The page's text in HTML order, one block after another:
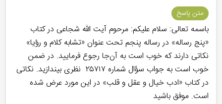
متن پاسخ
باسمه تعالی: سلام علیکم: مرحوم آیت الله شجاعی در کتاب
«پنج رساله» در رساله پنجم تحت عنوان «تشابه کلام و رؤیا»
نکاتی دارند که خوب است به آن‌جا رجوع فرمایید. در ضمن
خوب است به جواب سؤال شماره ۲۵۷۱۷ نظری بیندازید. نکاتی
در کتاب «ادب خیال و عقل و قلب» در این مورد عرض شده
است. موفق باشید